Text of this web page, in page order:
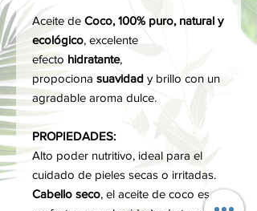
Aceite de Coco, 100% puro, natural y
ecológico, excelente
efecto hidratante,
propociona suavidad y brillo con un
agradable aroma dulce.
PROPIEDADES:
Alto poder nutritivo, ideal para el
cuidado de pieles secas o irritadas.
Cabello seco, el aceite de coco es